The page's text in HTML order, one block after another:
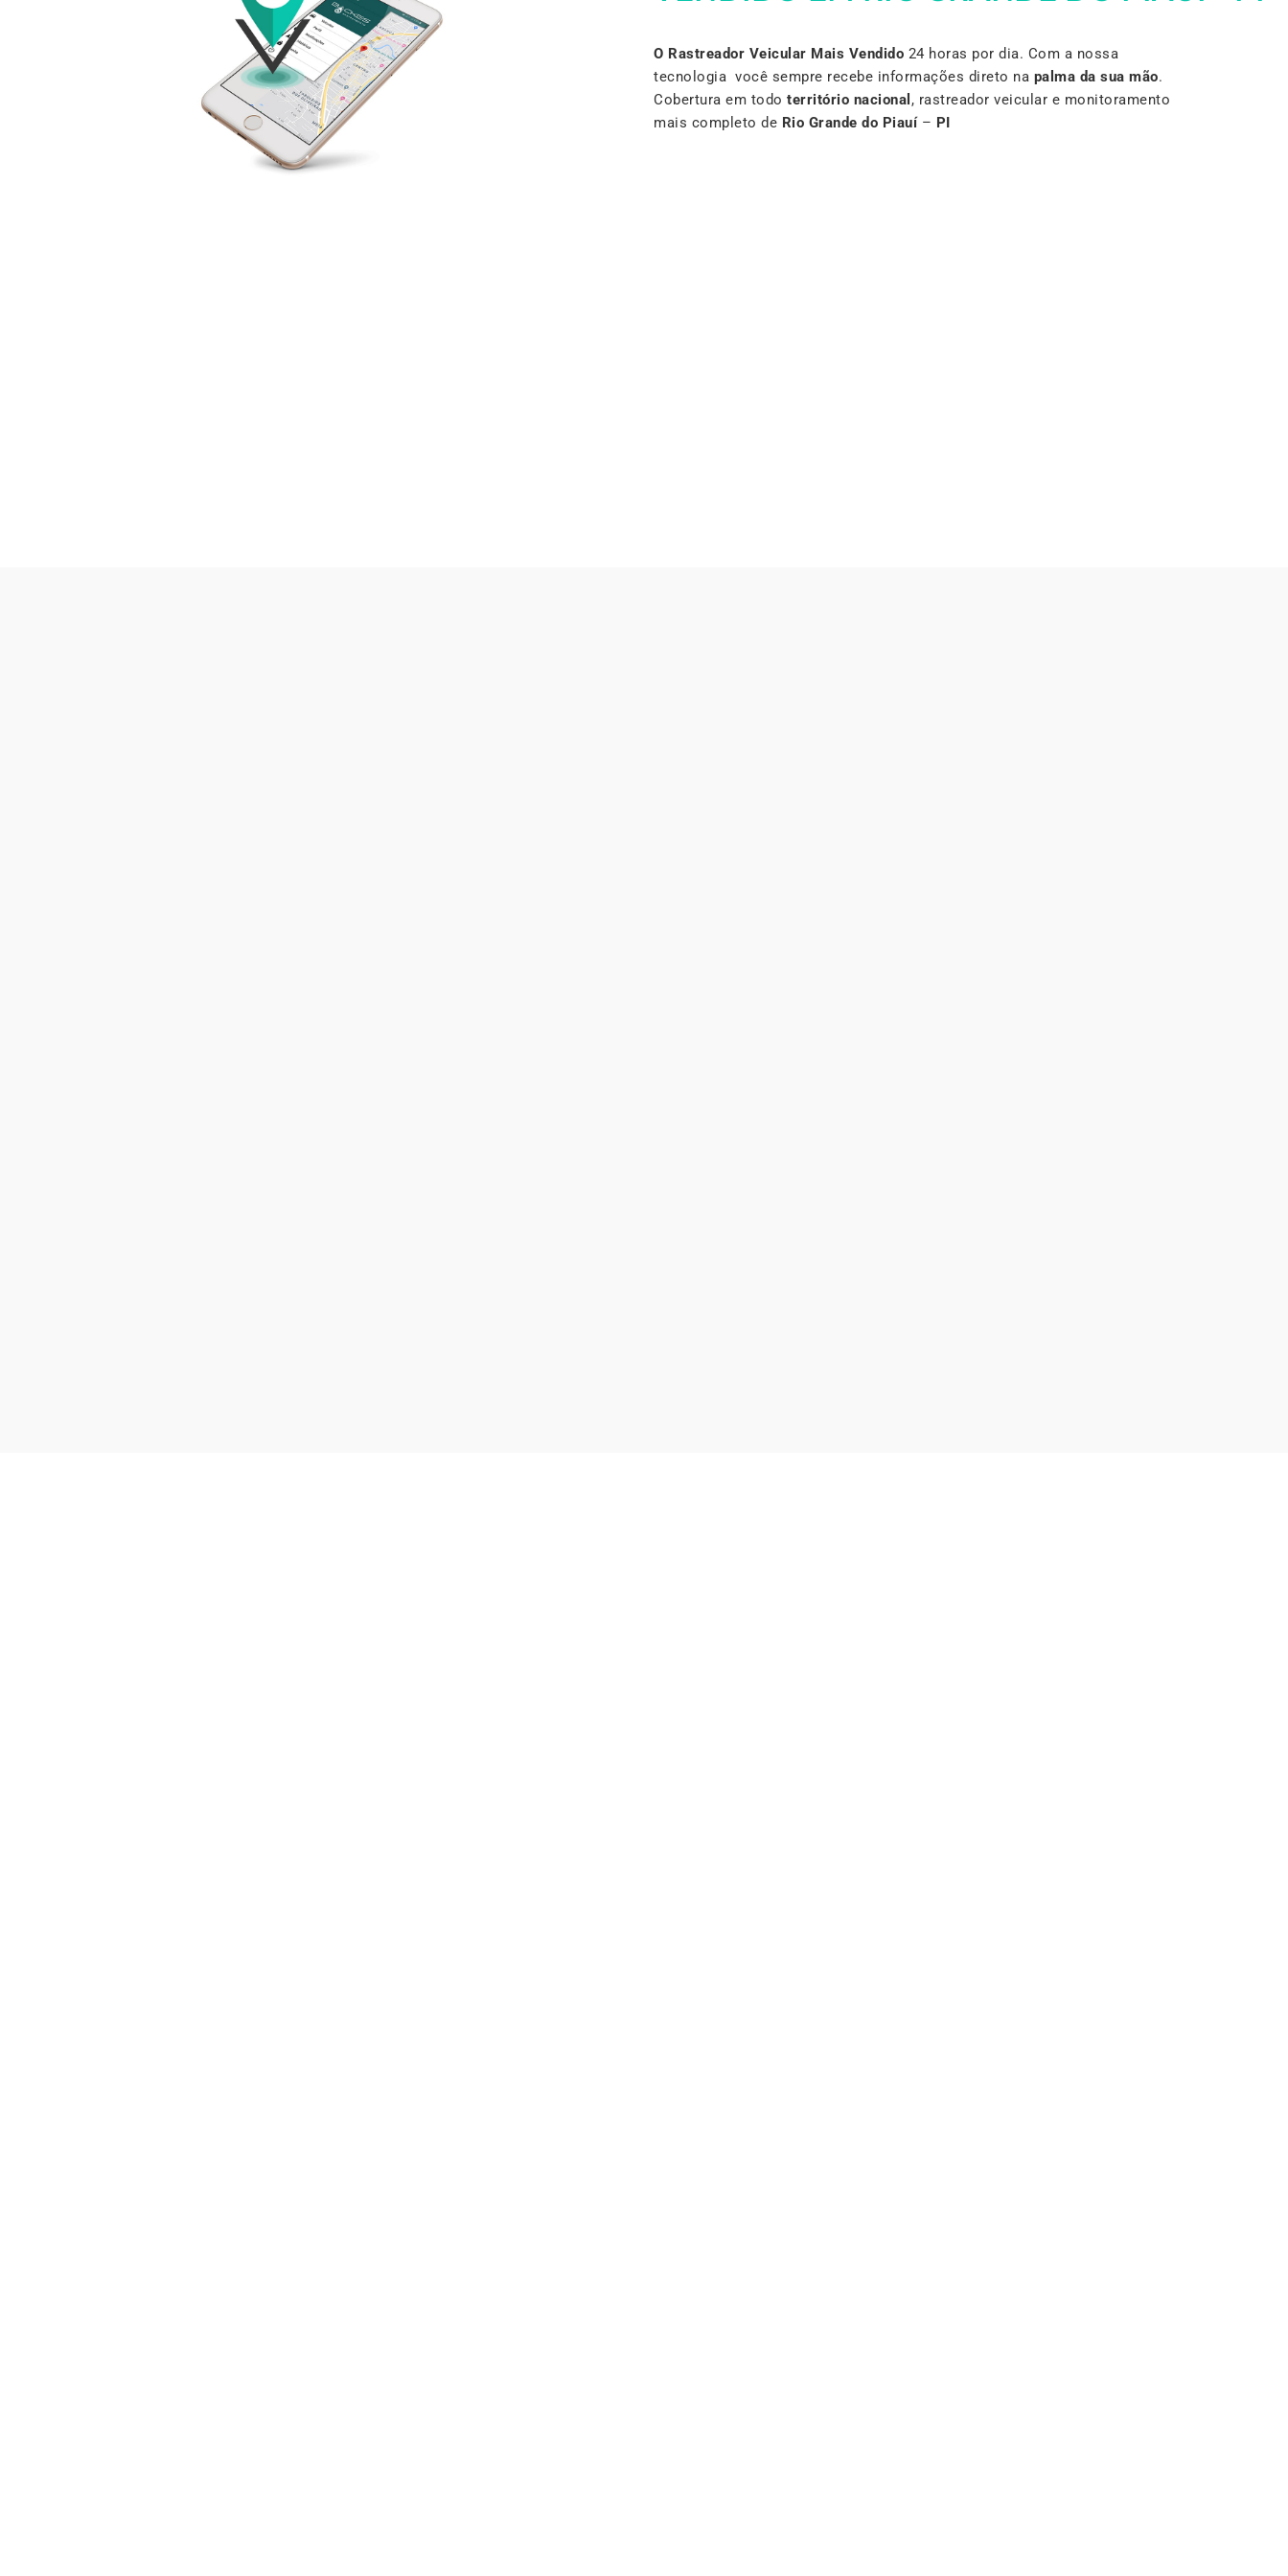
O Rastreador Veicular Mais Vendido 24 horas por dia. Com a nossa
tecnologia você sempre recebe informações direto na palma da sua mão.
Cobertura em todo território nacional , rastreador veicular e monitoramento
mais completo de Rio Grande do Piauí– PI